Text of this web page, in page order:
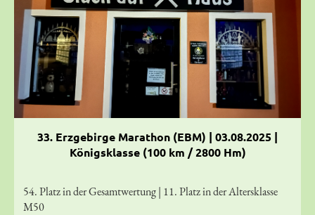
33. Erzgebirge Marathon (EBM) | 03.08.2025 |
Königsklasse (100 km / 2800 Hm)
54. Platz in der Gesamtwertung | 11. Platz in der Altersklasse
M50